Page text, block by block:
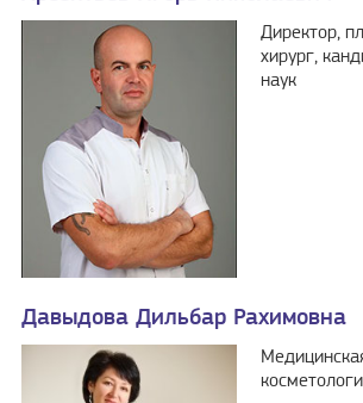
Директор,
хирург,
наук
Давыдова Дильбар Рахимовна